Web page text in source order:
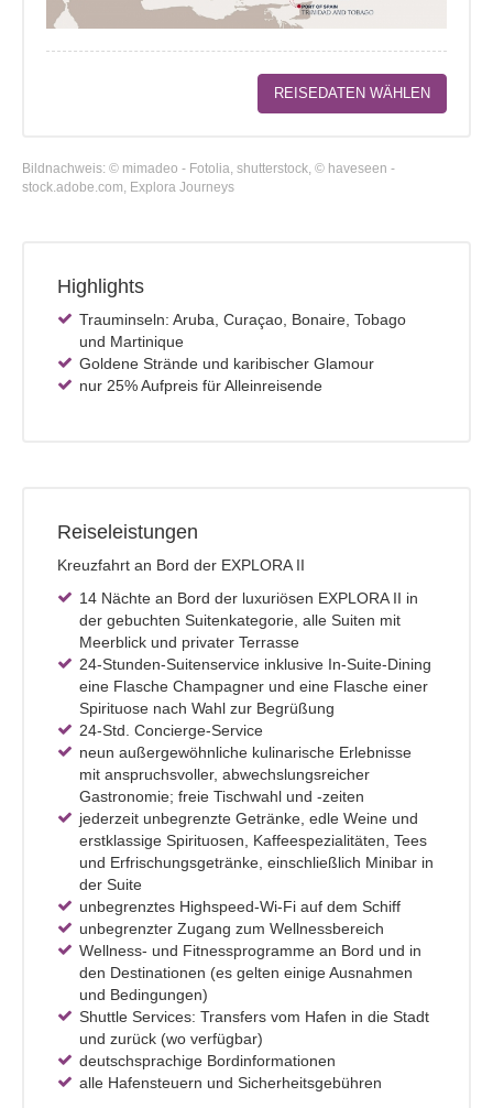
REISEDATEN WÄHLEN
Bildnachweis: © mimadeo - Fotolia, shutterstock, © haveseen -
stock.adobe.com, Explora Journeys
Highlights
Trauminseln: Aruba, Curaçao, Bonaire, Tobago
und Martinique
Goldene Strände und karibischer Glamour
nur 25% Aufpreis für Alleinreisende
Reiseleistungen
Kreuzfahrt an Bord der EXPLORA II
14 Nächte an Bord der luxuriösen EXPLORA II in
der gebuchten Suitenkategorie, alle Suiten mit
Meerblick und privater Terrasse
24-Stunden-Suitenservice inklusive In-Suite-Dining
eine Flasche Champagner und eine Flasche einer
Spirituose nach Wahl zur Begrüßung
24-Std. Concierge-Service
neun außergewöhnliche kulinarische Erlebnisse
mit anspruchsvoller, abwechslungsreicher
Gastronomie; freie Tischwahl und -zeiten
jederzeit unbegrenzte Getränke, edle Weine und
erstklassige Spirituosen, Kaffeespezialitäten, Tees
und Erfrischungsgetränke, einschließlich Minibar in
der Suite
unbegrenztes Highspeed-Wi-Fi auf dem Schiff
unbegrenzter Zugang zum Wellnessbereich
Wellness- und Fitnessprogramme an Bord und in
den Destinationen (es gelten einige Ausnahmen
und Bedingungen)
Shuttle Services: Transfers vom Hafen in die Stadt
und zurück (wo verfügbar)
deutschsprachige Bordinformationen
alle Hafensteuern und Sicherheitsgebühren